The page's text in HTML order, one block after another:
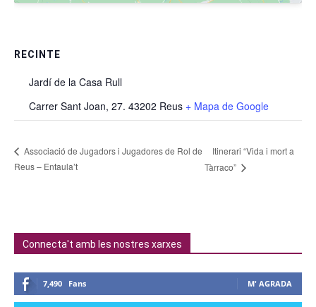
RECINTE
Jardí de la Casa Rull
Carrer Sant Joan, 27. 43202 Reus + Mapa de Google
Associació de Jugadors i Jugadores de Rol de
Reus – Entaula’t
Itinerari “Vida i mort a
Tàrraco”
Connecta't amb les nostres xarxes
7,490 Fans M' AGRADA